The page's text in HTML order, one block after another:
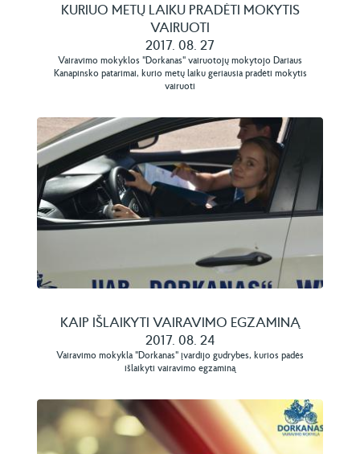
KURIUO METŲ LAIKU PRADĖTI MOKYTIS
VAIRUOTI
2017. 08. 27
Vairavimo mokyklos "Dorkanas" vairuotojų mokytojo Dariaus
Kanapinsko patarimai, kurio metų laiku geriausia pradėti mokytis
vairuoti
KAIP IŠLAIKYTI VAIRAVIMO EGZAMINĄ
2017. 08. 24
Vairavimo mokykla "Dorkanas" įvardijo gudrybes, kurios padės
išlaikyti vairavimo egzaminą